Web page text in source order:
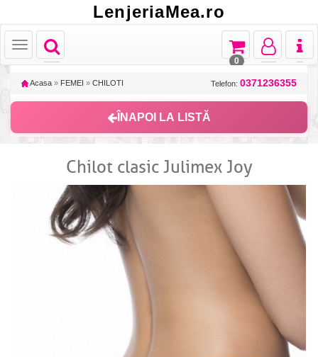
LenjeriaMea.ro
Toggle
navigation
Toggle
Toggle
navigation
Toggle
navigation
Toggle
navigation
0
Acasa » FEMEI » CHILOTI Telefon: 0371236355
ÎNAPOI LA LISTĂ
Chilot clasic Julimex Joy